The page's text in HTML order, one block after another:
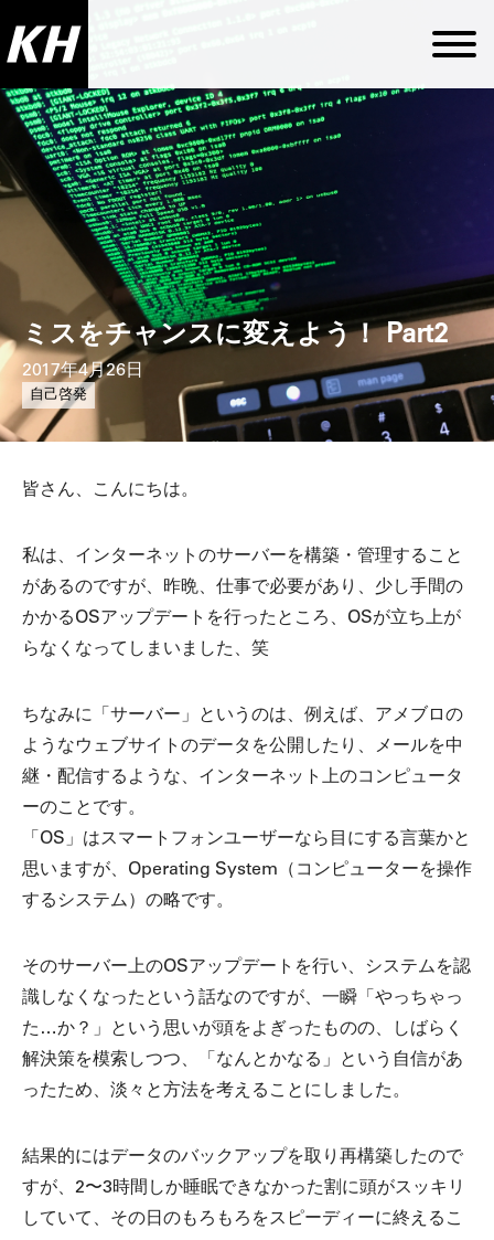
ミスをチャンスに変えよう！ Part2
2017年4月26日
自己啓発
皆さん、こんにちは。
私は、インターネットのサーバーを構築・管理すること
があるのですが、昨晩、仕事で必要があり、少し手間の
かかるOSアップデートを行ったところ、OSが立ち上が
らなくなってしまいました、笑
ちなみに「サーバー」というのは、例えば、アメブロの
ようなウェブサイトのデータを公開したり、メールを中
継・配信するような、インターネット上のコンピュータ
ーのことです。
「OS」はスマートフォンユーザーなら目にする言葉かと
思いますが、Operating System（コンピューターを操作
するシステム）の略です。
そのサーバー上のOSアップデートを行い、システムを認
識しなくなったという話なのですが、一瞬「やっちゃっ
た…か？」という思いが頭をよぎったものの、しばらく
解決策を模索しつつ、「なんとかなる」という自信があ
ったため、淡々と方法を考えることにしました。
結果的にはデータのバックアップを取り再構築したので
すが、2〜3時間しか睡眠できなかった割に頭がスッキリ
していて、その日のもろもろをスピーディーに終えるこ